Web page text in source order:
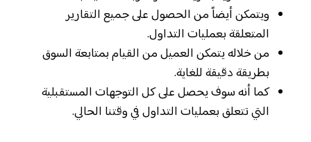
ويتمكن أيضاً من الحصول على جميع التقارير
المتعلقة بعمليات التداول.
من خلاله يتمكن العميل من القيام بمتابعة السوق
بطريقة دقيقة للغاية.
كما أنه سوف يحصل على كل التوجهات المستقبلية
التي تتعلق بعمليات التداول في وقتنا الحالي.